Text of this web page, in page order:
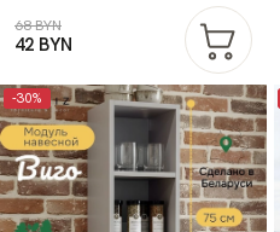
упаковке, разборный, белый
бейц
68 BYN
42 BYN
-30%